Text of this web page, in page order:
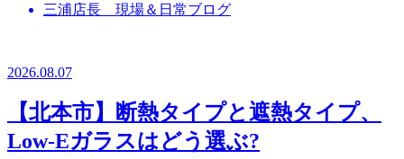
三浦店長 現場＆日常ブログ
2026.08.07
【北本市】断熱タイプと遮熱タイプ、
Low-Eガラスはどう選ぶ?